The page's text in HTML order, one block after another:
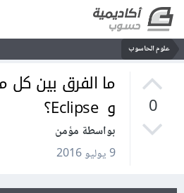
علوم الحاسوب
0
و Eclipse؟
بواسطة مؤمن
9 يوليو 2016